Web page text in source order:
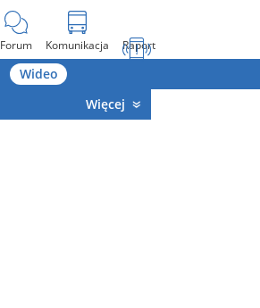
Forum Komunikacja Raport
Wideo
Więcej